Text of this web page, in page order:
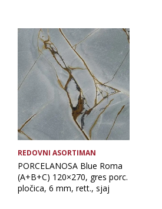
ploče
REDOVNI ASORTIMAN
PORCELANOSA Blue Roma
(A+B+C) 120×270, gres porc.
pločica, 6 mm, rett., sjaj